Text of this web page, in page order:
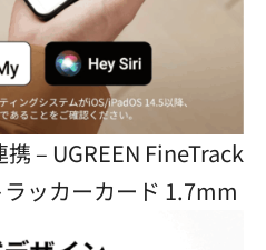
– UGREEN FineTrack
ッカーカード 1.7mm